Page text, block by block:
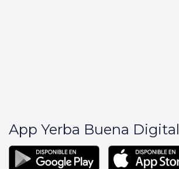
App Yerba Buena Digital